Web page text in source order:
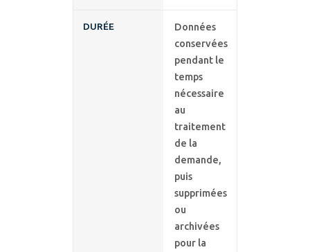
DURÉE
Données
conservées
pendant le
temps
nécessaire
au
traitement
de la
demande,
puis
supprimées
ou
archivées
pour la